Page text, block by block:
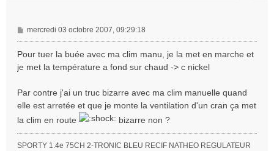
M
e
s
a
e
mercredi 03 octobre 2007, 09:29:18
Pour tuer la buée avec ma clim manu, je la met en marche et
je met la température a fond sur chaud -> c nickel
Par contre j'ai un truc bizarre avec ma clim manuelle quand
elle est arretée et que je monte la ventilation d'un cran ça met
la clim en route
bizarre non ?
SPORTY 1.4e 75CH 2-TRONIC BLEU RECIF NATHEO REGULATEUR